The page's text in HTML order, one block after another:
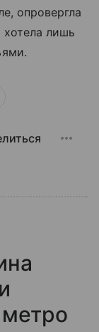
опровергла
хотела лишь
метро